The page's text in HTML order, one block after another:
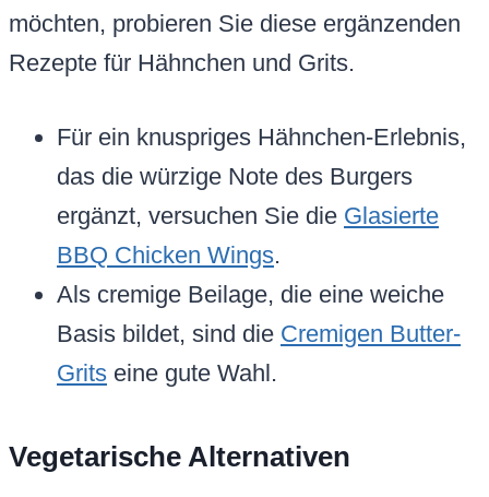
möchten, probieren Sie diese ergänzenden
Rezepte für Hähnchen und Grits.
Für ein knuspriges Hähnchen-Erlebnis,
das die würzige Note des Burgers
ergänzt, versuchen Sie die Glasierte
BBQ Chicken Wings.
Als cremige Beilage, die eine weiche
Basis bildet, sind die Cremigen Butter-
Grits eine gute Wahl.
Vegetarische Alternativen